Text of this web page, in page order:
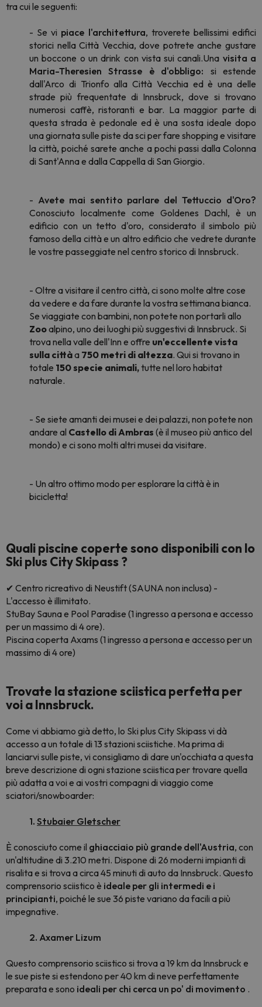
tra cui le seguenti:
- Se vi piace l'architettura, troverete bellissimi edifici
storici nella Città Vecchia, dove potrete anche gustare
un boccone o un drink con vista sui canali.Una visita a
Maria-Theresien Strasse è d'obbligo: si estende
dall'Arco di Trionfo alla Città Vecchia ed è una delle
strade più frequentate di Innsbruck, dove si trovano
numerosi caffè, ristoranti e bar. La maggior parte di
questa strada è pedonale ed è una sosta ideale dopo
una giornata sulle piste da sci per fare shopping e visitare
la città, poiché sarete anche a pochi passi dalla Colonna
di Sant'Anna e dalla Cappella di San Giorgio.
- Avete mai sentito parlare del Tettuccio d'Oro?
Conosciuto localmente come Goldenes Dachl, è un
edificio con un tetto d'oro, considerato il simbolo più
famoso della città e un altro edificio che vedrete durante
le vostre passeggiate nel centro storico di Innsbruck.
- Oltre a visitare il centro città, ci sono molte altre cose
da vedere e da fare durante la vostra settimana bianca.
Se viaggiate con bambini, non potete non portarli allo
Zooalpino, uno dei luoghi più suggestivi di Innsbruck. Si
trova nella valle dell'Inn e offre un'eccellente vista
sulla cittàa 750 metri di altezza. Qui si trovano in
totale 150 specie animali, tutte nel loro habitat
naturale.
- Se siete amanti dei musei e dei palazzi, non potete non
andare al Castello di Ambras (è il museo più antico del
mondo) e ci sono molti altri musei da visitare.
- Un altro ottimo modo per esplorare la città è in
bicicletta!
Quali piscine coperte sono disponibili con lo
Ski plus City Skipass ?
✔ Centro ricreativo di Neustift (SAUNA non inclusa) -
L'accesso è illimitato.
StuBay Sauna e Pool Paradise (1 ingresso a persona e accesso
per un massimo di 4 ore).
Piscina coperta Axams (1 ingresso a persona e accesso per un
massimo di 4 ore)
Trovate la stazione sciistica perfetta per
voi a Innsbruck.
Come vi abbiamo già detto, lo Ski plus City Skipass vi dà
accesso a un totale di 13 stazioni sciistiche. Ma prima di
lanciarvi sulle piste, vi consigliamo di dare un'occhiata a questa
breve descrizione di ogni stazione sciistica per trovare quella
più adatta a voi e ai vostri compagni di viaggio come
sciatori/snowboarder:
1. Stubaier Gletscher
È conosciuto come il ghiacciaio più grande dell'Austria, con
un'altitudine di 3.210 metri. Dispone di 26 moderni impianti di
risalita e si trova a circa 45 minuti di auto da Innsbruck. Questo
comprensorio sciistico è ideale per gli intermedi e i
principianti, poiché le sue 36 piste variano da facili a più
impegnative.
2. Axamer Lizum
Questo comprensorio sciistico si trova a 19 km da Innsbruck e
le sue piste si estendono per 40 km di neve perfettamente
preparata e sono ideali per chi cerca un po' di movimento .